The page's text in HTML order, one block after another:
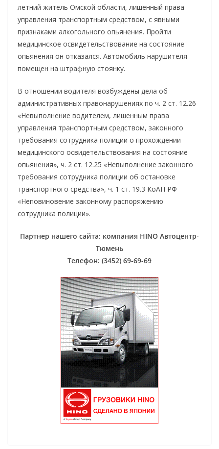
летний житель Омской области, лишенный права
управления транспортным средством, с явными
признаками алкогольного опьянения. Пройти
медицинское освидетельствование на состояние
опьянения он отказался. Автомобиль нарушителя
помещен на штрафную стоянку.
В отношении водителя возбуждены дела об
административных правонарушениях по ч. 2 ст. 12.26
«Невыполнение водителем, лишенным права
управления транспортным средством, законного
требования сотрудника полиции о прохождении
медицинского освидетельствования на состояние
опьянения», ч. 2 ст. 12.25 «Невыполнение законного
требования сотрудника полиции об остановке
транспортного средства», ч. 1 ст. 19.3 КоАП РФ
«Неповиновение законному распоряжению
сотрудника полиции».
Партнер нашего сайта: компания HINO Автоцентр-
Тюмень
Телефон: (3452) 69-69-69